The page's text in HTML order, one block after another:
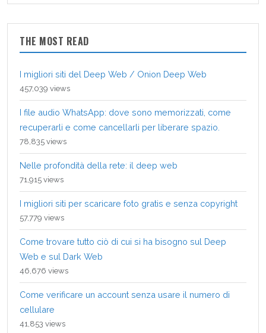
THE MOST READ
I migliori siti del Deep Web / Onion Deep Web
457,039 views
I file audio WhatsApp: dove sono memorizzati, come
recuperarli e come cancellarli per liberare spazio.
78,835 views
Nelle profondità della rete: il deep web
71,915 views
I migliori siti per scaricare foto gratis e senza copyright
57,779 views
Come trovare tutto ciò di cui si ha bisogno sul Deep
Web e sul Dark Web
46,676 views
Come verificare un account senza usare il numero di
cellulare
41,853 views